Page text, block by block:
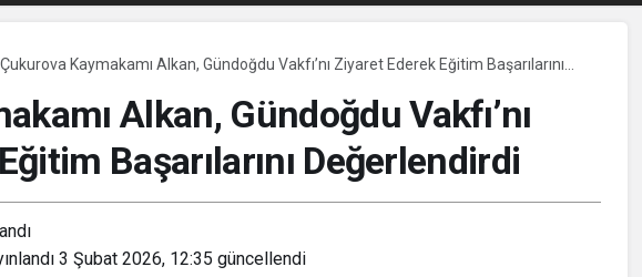
Çukurova Kaymakamı Alkan, Gündoğdu Vakfı’nı Ziyaret Ederek Eğitim Başarılarını
Alkan, Gündoğdu Vakfı’nı
Başarılarını Değerlendirdi
3 Şubat 2026, 12:35 güncellendi